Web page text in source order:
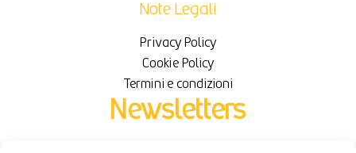
Note Legali
Privacy Policy
Cookie Policy
Termini e condizioni
Newsletters